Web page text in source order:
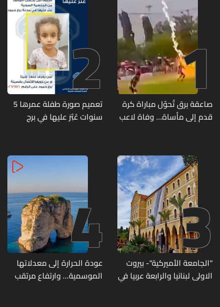
1
صاعقة برق تُحوّل مباراة كرة
قدم إلى مأساة... وفاة لاعب
2
تعميم صورة طفلة عمرها 5
سنوات عُثِرَ عليها في برج
3
"الجامعة الأميركية"- بيروت
الاولى لبنانيا والرابعة عربيا في
4
عودة الحرارة إلى معدلاتها
الموسمية... وارتفاع مرتقب